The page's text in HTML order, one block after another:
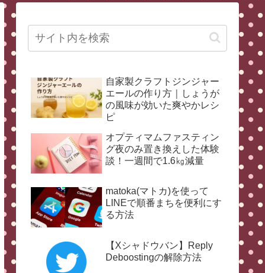
自家製クラフトジンジャー
エールの作り方｜しょうが
の風味が効いた爽やかレシ
ピ
オプティマムファスティン
グ夜のみ置き換えした体験
談！一週間で1.6㎏減量
matoka(マトカ)を使って
LINEで順番まちを便利にす
る方法
【Xシャドウバン】Reply
Deboostingの解除方法